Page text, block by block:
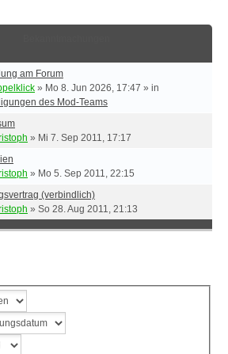
am Forum
» Mo 8. Jun 2026, 17:47 » in
des Mod-Teams
» Mi 7. Sep 2011, 17:17
» Mo 5. Sep 2011, 22:15
(verbindlich)
» So 28. Aug 2011, 21:13